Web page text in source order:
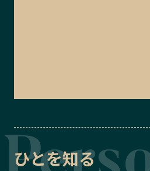
ひとを知る